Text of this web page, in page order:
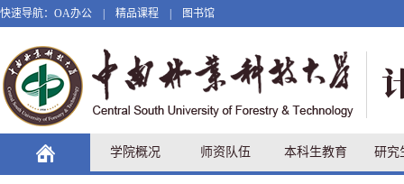
快速导航： OA办公 精品课程 图书馆
学院概况 师资队伍 本科生教育 研究